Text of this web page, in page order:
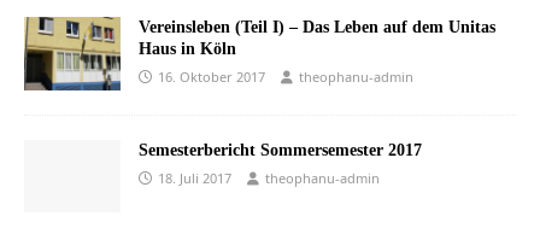
Vereinsleben (Teil I) – Das Leben auf dem Unitas
Haus in Köln
16. Oktober 2017
theophanu-admin
Semesterbericht Sommersemester 2017
18. Juli 2017
theophanu-admin